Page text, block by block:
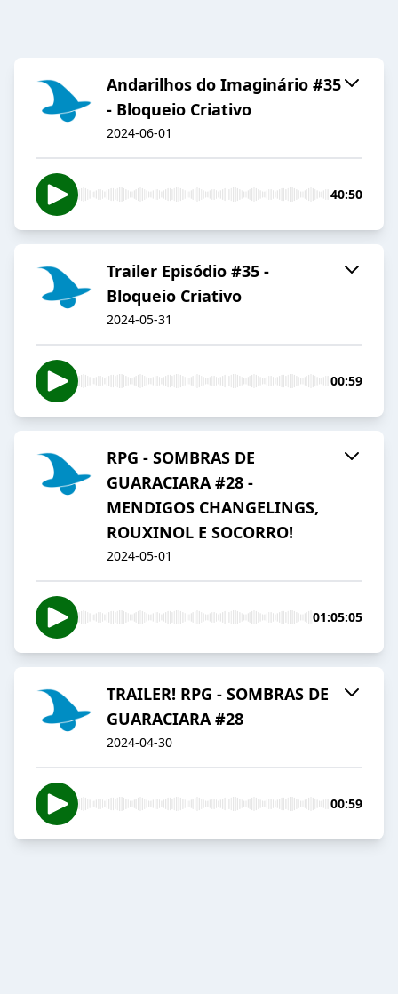
Andarilhos do Imaginário #35
- Bloqueio Criativo
2024-06-01
40:50
Trailer Episódio #35 -
Bloqueio Criativo
2024-05-31
00:59
RPG - SOMBRAS DE
GUARACIARA #28 -
MENDIGOS CHANGELINGS,
ROUXINOL E SOCORRO!
2024-05-01
01:05:05
TRAILER! RPG - SOMBRAS DE
GUARACIARA #28
2024-04-30
00:59